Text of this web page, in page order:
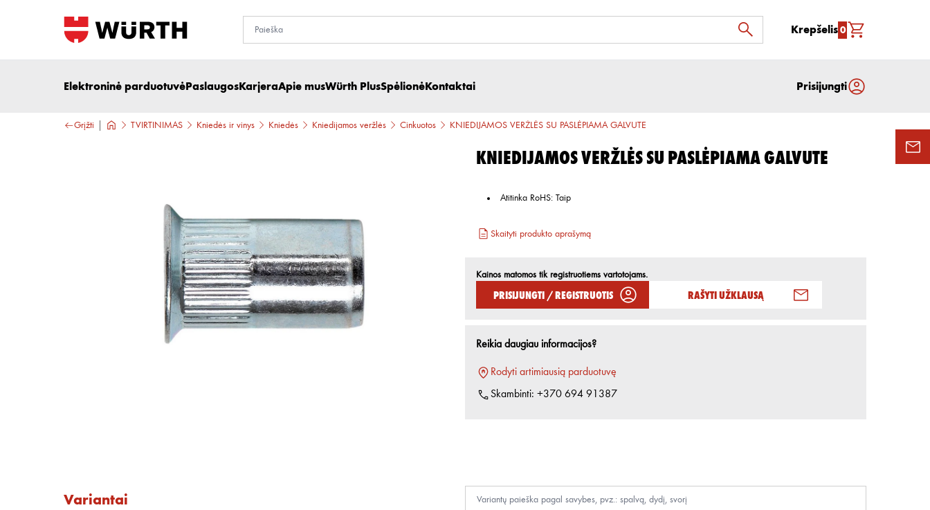
Krepšelis0
Elektroninė parduotuvėPaslaugosKarjeraApie musWürth PlusSpėlionėKontaktai Prisijungti
Grįžti TVIRTINIMAS Kniedės ir vinys Kniedės Kniedijamos veržlės Cinkuotos KNIEDIJAMOS VERŽLĖS SU PASLĖPIAMA GALVUTE
KNIEDIJAMOS VERŽLĖS SU PASLĖPIAMA GALVUTE
Atitinka RoHS: Taip
Skaityti produkto aprašymą
Kainos matomos tik registruotiems vartotojams.
Prisijungti / Registruotis Rašyti užklausą
Reikia daugiau informacijos?
Rodyti artimiausią parduotuvę
Skambinti: +370 694 91387
Variantai